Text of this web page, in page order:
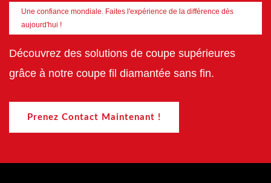
Une confiance mondiale. Faites l'expérience de la différence dès
aujourd'hui !
Découvrez des solutions de coupe supérieures
grâce à notre coupe fil diamantée sans fin.
Prenez Contact Maintenant !